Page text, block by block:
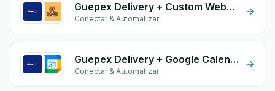
Guepex Delivery + Custom Webhook
Conectar & Automatizar
Guepex Delivery + Google Calendar
Conectar & Automatizar